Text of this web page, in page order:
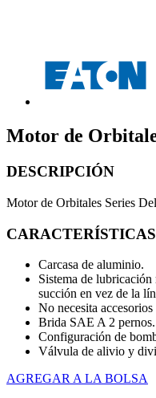
Motor de
DESCRIPCIÓN
Motor de Orbitales Series
CARACTERÍSTICAS
Carcasa de aluminio.
Sistema de
succión en vez de la
No necesita
Brida SAE A 2 pernos.
Configuración de
Válvula de alivio y
AGREGAR A LA BOLSA